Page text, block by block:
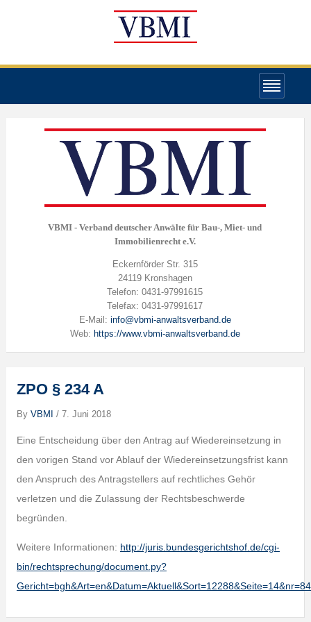
VBMI - Verband deutscher Anwälte für Bau-, Miet- und
Immobilienrecht e.V.
Eckernförder Str. 315
24119 Kronshagen
Telefon: 0431-97991615
Telefax: 0431-97991617
E-Mail: info@vbmi-anwaltsverband.de
Web: https://www.vbmi-anwaltsverband.de
ZPO § 234 A
By VBMI / 7. Juni 2018
Eine Entscheidung über den Antrag auf Wiedereinsetzung in
den vorigen Stand vor Ablauf der Wiedereinsetzungsfrist kann
den Anspruch des Antragstellers auf rechtliches Gehör
verletzen und die Zulassung der Rechtsbeschwerde
begründen.
Weitere Informationen: http://juris.bundesgerichtshof.de/cgi-
bin/rechtsprechung/document.py?